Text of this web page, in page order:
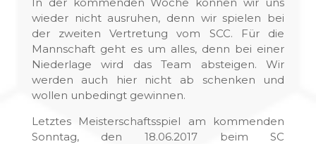
wieder nicht ausruhen, denn wir spielen bei
der zweiten Vertretung vom SCC. Für die
Mannschaft geht es um alles, denn bei einer
Niederlage wird das Team absteigen. Wir
werden auch hier nicht ab schenken und
wollen unbedingt gewinnen.
Letztes Meisterschaftsspiel am kommenden
Sonntag, den 18.06.2017 beim SC